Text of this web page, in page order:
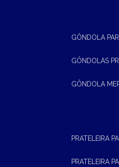
GÔNDOLA
GÔNDOLAS
GÔNDOLA
PRATELEIRA
PRATELEIRA